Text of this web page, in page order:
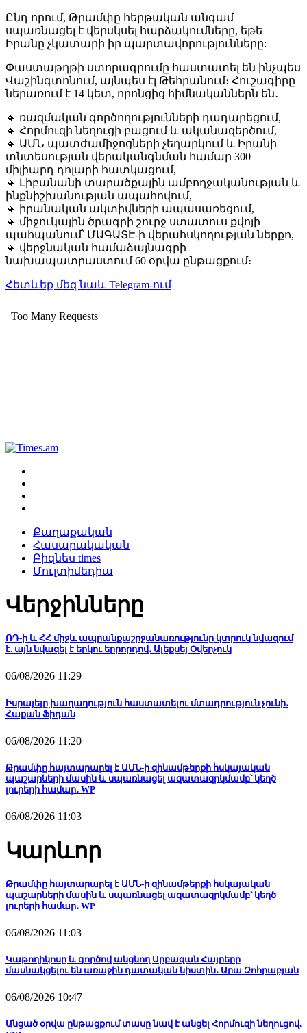
Ընդ որում, Թրամփը հերթական անգամ
սպառնացել է վերսկսել հարձակումները, եթե
Իրանը չկատարի իր պարտավորությունները:
Փաստաթղթի ստորագրումը հաստատել են ինչպես
Վաշինգտոնում, այնպես էլ Թեհրանում։ Հուշագիրը
ներառում է 14 կետ, որոնցից հիմնականներն են․
🔸 ռազմական գործողությունների դադարեցում,
🔸 Հորմուզի նեղուցի բացում և ականազերծում,
🔸 ԱՄՆ պատժամիջոցների չեղարկում և Իրանի
տնտեսության վերականգնման համար 300
միլիարդ դոլարի հատկացում,
🔸 Լիբանանի տարածքային ամբողջականության և
ինքնիշխանության ապահովում,
🔸 իրանական ակտիվների ապասառեցում,
🔸 միջուկային ծրագրի շուրջ ստատուս քվոյի
պահպանում՝ ՄԱԳԱՏԷ-ի վերահսկողության ներքո,
🔸 վերջնական համաձայնագրի
նախապատրաստում 60 օրվա ընթացքում։
Հետևեք մեզ նաև Telegram-ում
Քաղաքական
Հասարակական
Բիզնես times
Մուլտիմեդիա
Վերջինները
ՌԴ-ի և ՀՀ միջև ապրանքաշրջանառությունը կտրուկ նվազում
է. այն նվազել է երկու երրորդով․ Ալեքսեյ Օվերչուկ
06/08/2026 11:29
Իսրայելը խաղաղություն հաստատելու մտադրություն չունի․
Հաքան Ֆիդան
06/08/2026 11:20
Թրամփը հայտարարել է ԱՄՆ-ի զինամթերքի հսկայական
պաշարների մասին և սպառնացել ազատազրկմամբ՝ կեղծ
լուրերի համար․ WP
06/08/2026 11:03
Կարևոր
Թրամփը հայտարարել է ԱՄՆ-ի զինամթերքի հսկայական
պաշարների մասին և սպառնացել ազատազրկմամբ՝ կեղծ
լուրերի համար․ WP
06/08/2026 11:03
Կաթողիկոսը և գործով անցնող Սրբազան Հայրերը
մասնակցելու են առաջին դատական նիստին․ Արա Զոհրաբյան
06/08/2026 10:47
Անցած օրվա ընթացքում տասը նավ է անցել Հորմուզի նեղուցով.